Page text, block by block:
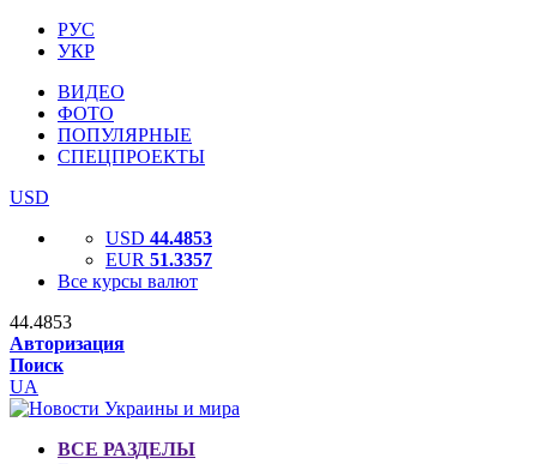
РУС
УКР
ВИДЕО
ФОТО
ПОПУЛЯРНЫЕ
СПЕЦПРОЕКТЫ
USD
USD 44.4853
EUR 51.3357
Все курсы валют
44.4853
Авторизация
Поиск
UA
ВСЕ РАЗДЕЛЫ